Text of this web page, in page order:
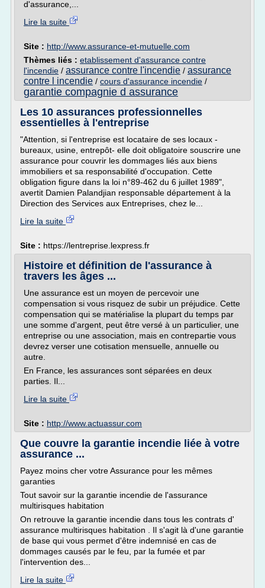
d'assurance,...
Lire la suite
Site : http://www.assurance-et-mutuelle.com
Thèmes liés : etablissement d'assurance contre
l'incendie / assurance contre l'incendie / assurance
contre l incendie / cours d'assurance incendie /
garantie compagnie d assurance
Les 10 assurances professionnelles
essentielles à l'entreprise
"Attention, si l'entreprise est locataire de ses locaux -
bureaux, usine, entrepôt- elle doit obligatoire souscrire une
assurance pour couvrir les dommages liés aux biens
immobiliers et sa responsabilité d'occupation. Cette
obligation figure dans la loi n°89-462 du 6 juillet 1989",
avertit Damien Palandjian responsable département à la
Direction des Services aux Entreprises, chez le...
Lire la suite
Site : https://lentreprise.lexpress.fr
Histoire et définition de l'assurance à
travers les âges ...
Une assurance est un moyen de percevoir une
compensation si vous risquez de subir un préjudice. Cette
compensation qui se matérialise la plupart du temps par
une somme d'argent, peut être versé à un particulier, une
entreprise ou une association, mais en contrepartie vous
devrez verser une cotisation mensuelle, annuelle ou
autre.
En France, les assurances sont séparées en deux
parties. Il...
Lire la suite
Site : http://www.actuassur.com
Que couvre la garantie incendie liée à votre
assurance ...
Payez moins cher votre Assurance pour les mêmes
garanties
Tout savoir sur la garantie incendie de l'assurance
multirisques habitation
On retrouve la garantie incendie dans tous les contrats d'
assurance multirisques habitation . Il s'agit là d'une garantie
de base qui vous permet d'être indemnisé en cas de
dommages causés par le feu, par la fumée et par
l'intervention des...
Lire la suite